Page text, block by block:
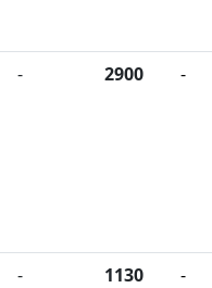
- 2900 -
- 1130 -